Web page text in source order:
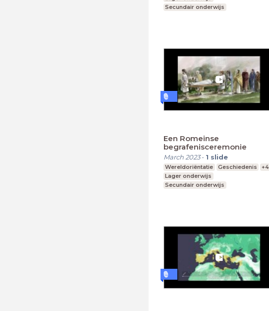
Secundair onderwijs
Een Romeinse
begrafenisceremonie
March 2023- 1 slide
Wereldoriëntatie Geschiedenis
+4
Lager onderwijs
Secundair onderwijs